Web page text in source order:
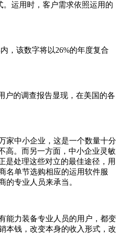
运用时，客户需求依照运用的
，该数字将以26%的年度复合
户的调查报告显现，在美国的各
家中小企业，这是一个数量十分
高。而另一方面，中小企业灵敏
是处理这些对立的最佳途径，用
名单节选购相应的运用软件服
专业人员来承当。
能力装备专业人员的用户，都变
本钱，改变本身的收入形式，改